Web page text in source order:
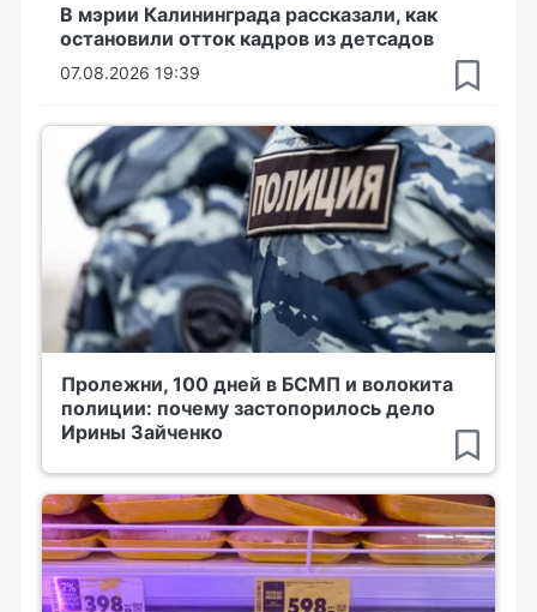
В мэрии Калининграда рассказали, как
остановили отток кадров из детсадов
07.08.2026 19:39
Пролежни, 100 дней в БСМП и волокита
полиции: почему застопорилось дело
Ирины Зайченко